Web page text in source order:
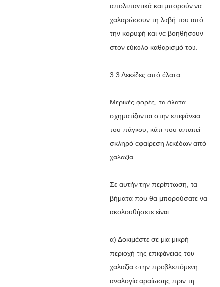
απολιπαντικά και μπορούν να
χαλαρώσουν τη λαβή του από
την κορυφή και να βοηθήσουν
στον εύκολο καθαρισμό του.
3.3 Λεκέδες από άλατα
Μερικές φορές, τα άλατα
σχηματίζονται στην επιφάνεια
του πάγκου, κάτι που απαιτεί
σκληρό αφαίρεση λεκέδων από
χαλαζία.
Σε αυτήν την περίπτωση, τα
βήματα που θα μπορούσατε να
ακολουθήσετε είναι:
α) Δοκιμάστε σε μια μικρή
περιοχή της επιφάνειας του
χαλαζία στην προβλεπόμενη
αναλογία αραίωσης πριν τη